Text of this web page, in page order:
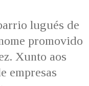
EMILIA PARDO
DAS LETRAS
PALABRAS
lugués de
promovido
Xunto aos
empresas